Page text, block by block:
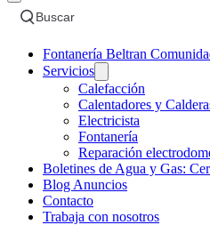
Buscar
Fontanería Beltran
Servicios
Calefacción
Calentadores y
Electricista
Fontanería
Reparación
Boletines de Agua y Gas:
Blog Anuncios
Contacto
Trabaja con nosotros